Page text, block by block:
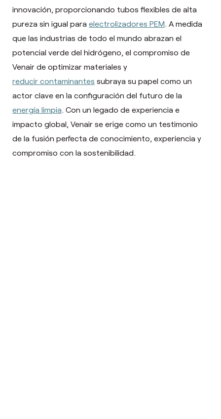
innovación, proporcionando tubos flexibles de alta
pureza sin igual para electrolizadores PEM. A medida
que las industrias de todo el mundo abrazan el
potencial verde del hidrógeno, el compromiso de
Venair de optimizar materiales y
reducir contaminantes subraya su papel como un
actor clave en la configuración del futuro de la
energía limpia. Con un legado de experiencia e
impacto global, Venair se erige como un testimonio
de la fusión perfecta de conocimiento, experiencia y
compromiso con la sostenibilidad.